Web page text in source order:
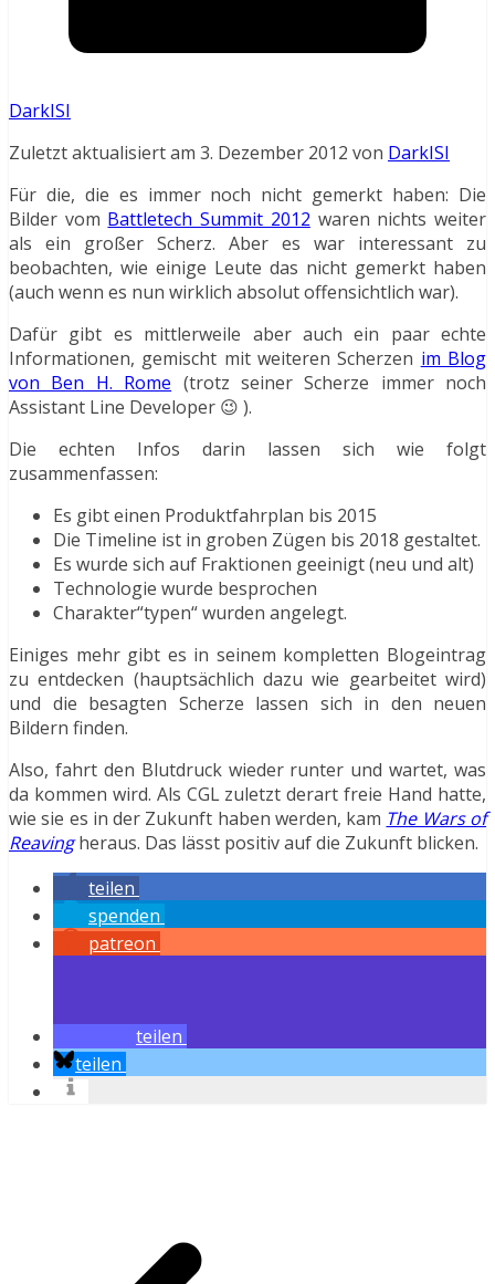
DarkISI
Zuletzt aktualisiert am 3. Dezember 2012 von DarkISI
Für die, die es immer noch nicht gemerkt haben: Die
Bilder vom Battletech Summit 2012 waren nichts weiter
als ein großer Scherz. Aber es war interessant zu
beobachten, wie einige Leute das nicht gemerkt haben
(auch wenn es nun wirklich absolut offensichtlich war).
Dafür gibt es mittlerweile aber auch ein paar echte
Informationen, gemischt mit weiteren Scherzen im Blog
von Ben H. Rome (trotz seiner Scherze immer noch
Assistant Line Developer 😉 ).
Die echten Infos darin lassen sich wie folgt
zusammenfassen:
Es gibt einen Produktfahrplan bis 2015
Die Timeline ist in groben Zügen bis 2018 gestaltet.
Es wurde sich auf Fraktionen geeinigt (neu und alt)
Technologie wurde besprochen
Charakter“typen“ wurden angelegt.
Einiges mehr gibt es in seinem kompletten Blogeintrag
zu entdecken (hauptsächlich dazu wie gearbeitet wird)
und die besagten Scherze lassen sich in den neuen
Bildern finden.
Also, fahrt den Blutdruck wieder runter und wartet, was
da kommen wird. Als CGL zuletzt derart freie Hand hatte,
wie sie es in der Zukunft haben werden, kam The Wars of
Reavingheraus. Das lässt positiv auf die Zukunft blicken.
teilen
spenden
patreon
teilen
teilen